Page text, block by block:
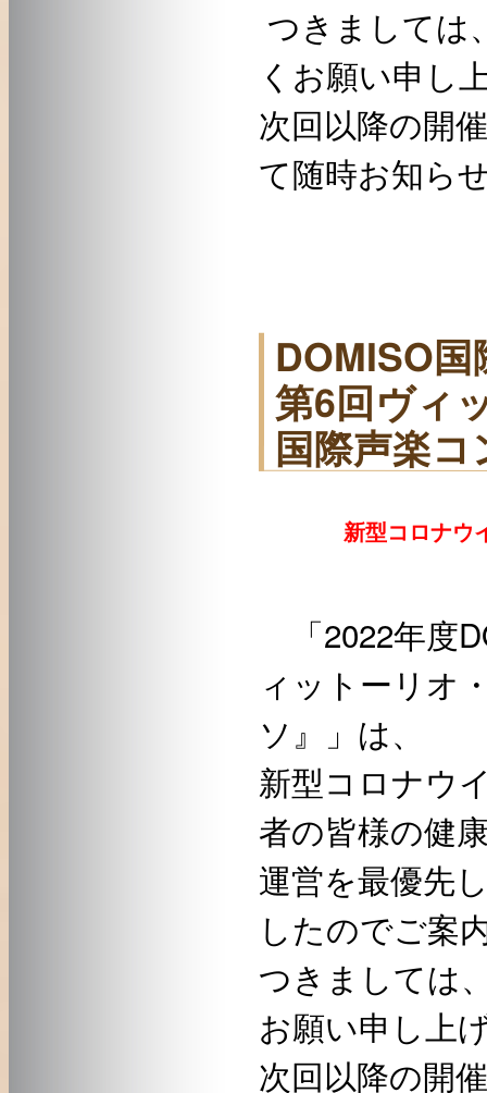
つきましては
くお願い申し
次回以降の開
て随時お知ら
DOMISO
第6回ヴィ
国際声楽
新型コロナウ
「2022年度
ィットーリオ
ソ』」は、
新型コロナウ
者の皆様の健
運営を最優先
したのでご案
つきましては
お願い申し上
次回以降の開